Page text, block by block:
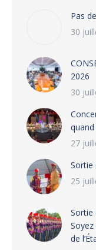
Pas
30
2026
30
27
‎Sortie
25
‎Sortie
de